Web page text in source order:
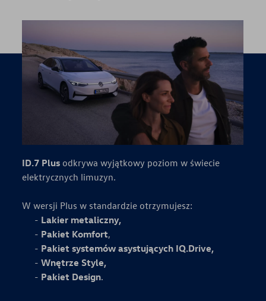
ID.7 Plus odkrywa wyjątkowy poziom w świecie
elektrycznych limuzyn.
W wersji Plus w standardzie otrzymujesz:
Lakier metaliczny,
Pakiet Komfort,
Pakiet systemów asystujących IQ.Drive,
Wnętrze Style,
Pakiet Design.